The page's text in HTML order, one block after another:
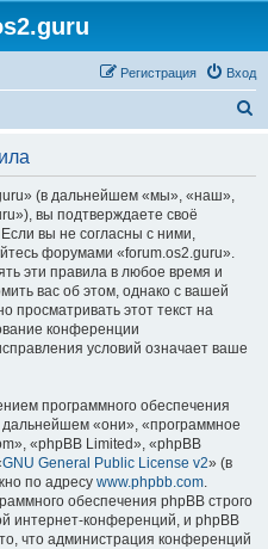
Вход
Регистрация
(в дальнейшем «мы», «наш»,
вы подтверждаете своё
вы не согласны с ними,
форумами «forum.os2.guru».
эти правила в любое время и
вас об этом, однако с вашей
просматривать этот текст на
конференции
условий означает ваше
программного обеспечения
«они», «программное
«phpBB Limited», «phpBB
GNU General Public License v2» (в
по адресу www.phpbb.com.
обеспечения phpBB строго
интернет-конференций, и phpBB
что администрация конференций